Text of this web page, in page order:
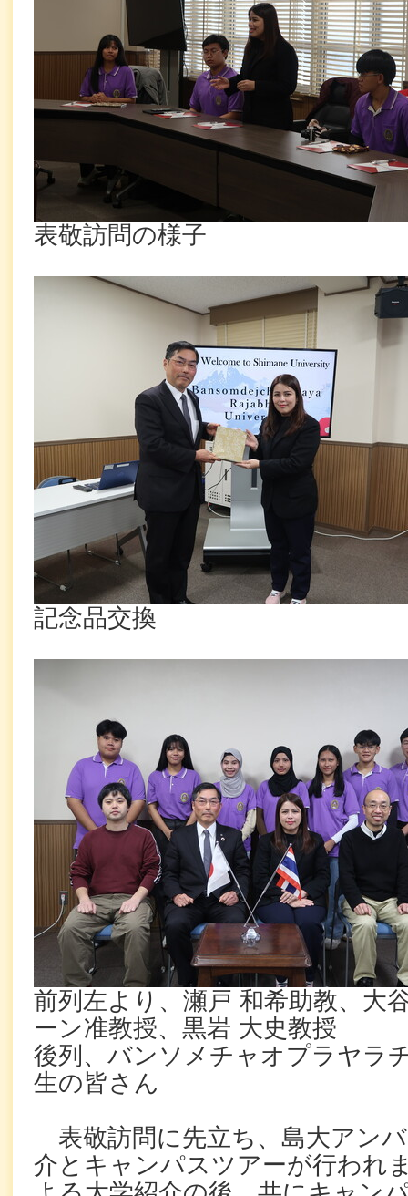
表敬訪問の様子
記念品交換
前列左より、瀬戸 和希助教、大
ーン准教授、黒岩 大史教授
後列、バンソメチャオプラヤラ
生の皆さん
表敬訪問に先立ち、島大アン
介とキャンパスツアーが行われ